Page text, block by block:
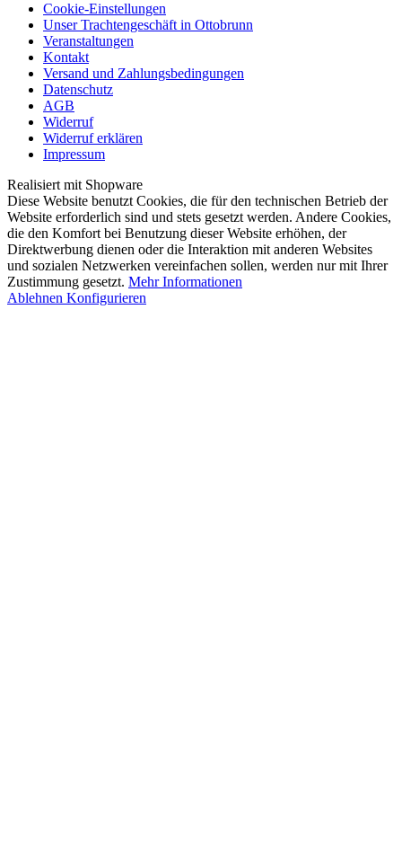
Cookie-Einstellungen
Unser Trachtengeschäft in Ottobrunn
Veranstaltungen
Kontakt
Versand und Zahlungsbedingungen
Datenschutz
AGB
Widerruf
Widerruf erklären
Impressum
Realisiert mit Shopware
Diese Website benutzt Cookies, die für den technischen Betrieb der
Website erforderlich sind und stets gesetzt werden. Andere Cookies,
die den Komfort bei Benutzung dieser Website erhöhen, der
Direktwerbung dienen oder die Interaktion mit anderen Websites
und sozialen Netzwerken vereinfachen sollen, werden nur mit Ihrer
Zustimmung gesetzt. Mehr Informationen
Ablehnen Konfigurieren